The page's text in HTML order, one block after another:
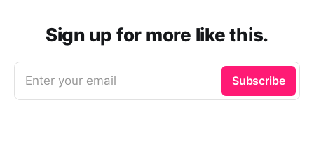
Sign up for more like this.
Enter your email Subscribe